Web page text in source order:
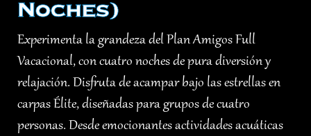
Noches)
Experimenta la grandeza del Plan Amigos Full
Vacacional, con cuatro noches de pura diversión y
relajación. Disfruta de acampar bajo las estrellas en
carpas Élite, diseñadas para grupos de cuatro
personas. Desde emocionantes actividades acuáticas